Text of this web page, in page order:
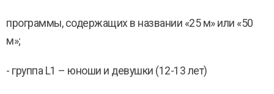
программы, содержащих в названии «25 м» или «50
м»;
- группа L1 – юноши и девушки (12-13 лет)